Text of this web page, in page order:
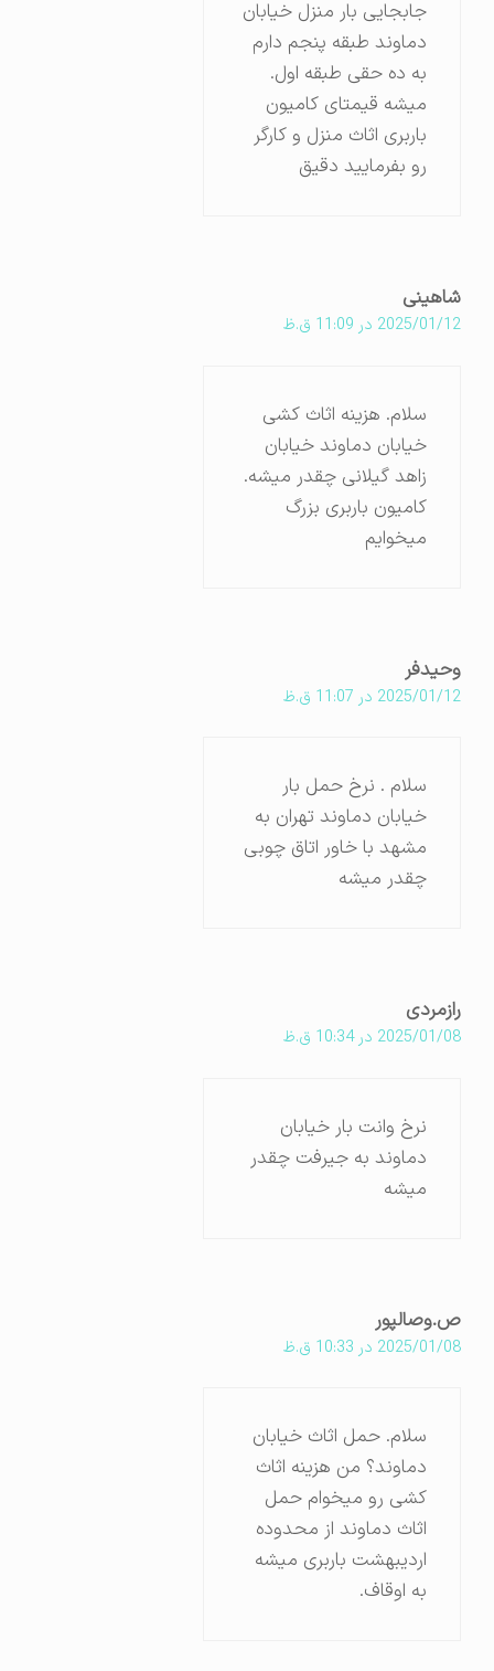
جابجایی بار منزل خیابان
دماوند طبقه پنجم دارم
به ده حقی طبقه اول.
میشه قیمتای کامیون
باربری اثاث منزل و کارگر
رو بفرمایید دقیق
شاهینی
2025/01/12 در 11:09 ق.ظ
سلام. هزینه اثاث کشی
خیابان دماوند خیابان
زاهد گیلانی چقدر میشه.
کامیون باربری بزرگ
میخوایم
وحیدفر
2025/01/12 در 11:07 ق.ظ
سلام . نرخ حمل بار
خیابان دماوند تهران به
مشهد با خاور اتاق چوبی
چقدر میشه
رازمردی
2025/01/08 در 10:34 ق.ظ
نرخ وانت بار خیابان
دماوند به جیرفت چقدر
میشه
ص.وصالپور
2025/01/08 در 10:33 ق.ظ
سلام. حمل اثاث خیابان
دماوند؟ من هزینه اثاث
کشی رو میخوام حمل
اثاث دماوند از محدوده
اردیبهشت باربری میشه
به اوقاف.